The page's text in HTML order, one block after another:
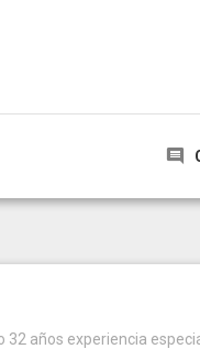
32 años experiencia